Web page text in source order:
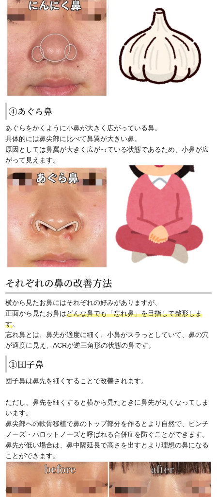
④あぐら鼻
あぐらをかくように小鼻が大きく広がっている鼻。
具体的には鼻尖部に比べて鼻翼が大きい鼻。
原因としては鼻翼が大きく広がっている状態であるため、小鼻が広
がって見えます。
それぞれの鼻の改善方法
横から見たお鼻にはそれぞれの好みがありますが、
正面から見たお鼻はどんな鼻でも「忘れ鼻」を目指して整形しま
す。
忘れ鼻とは、鼻先が適度に細く、小鼻がスラっとしていて、鼻の穴
が適度に見え、ACRが逆三角形の状態の鼻です。
①団子鼻
団子鼻は鼻先を細くすることで改善されます。
ただし、鼻先を細くすると横から見たときに鼻先が丸くなってしま
います。
鼻尖部への軟骨移植で鼻のトップ部分を作るとより自然で、ピンチ
ノーズ・パロットノーズと呼ばれる合併症を防ぐことができます。
鼻先が低い場合は、鼻中隔延長で高さを出すとより理想の鼻になる
ことができます。